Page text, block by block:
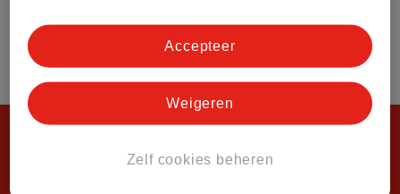
Zelf cookies beheren
Weigeren
Accepteer